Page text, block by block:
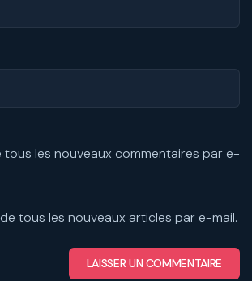
tous les nouveaux commentaires par e-
tous les nouveaux articles par e-mail.